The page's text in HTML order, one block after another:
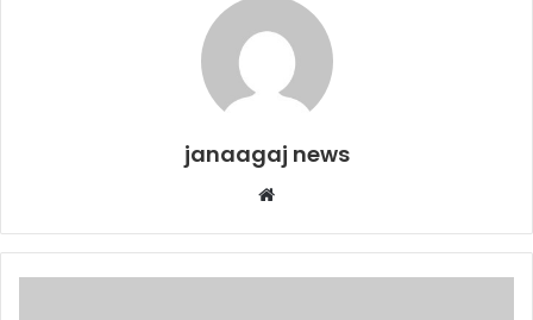
janaagaj news
Website